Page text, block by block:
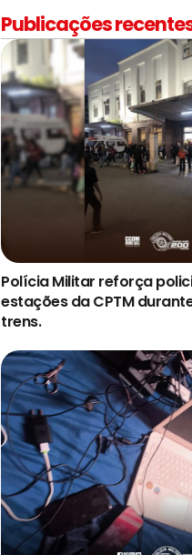
Publicações
Polícia Militar reforça
estações da CPTM
trens.